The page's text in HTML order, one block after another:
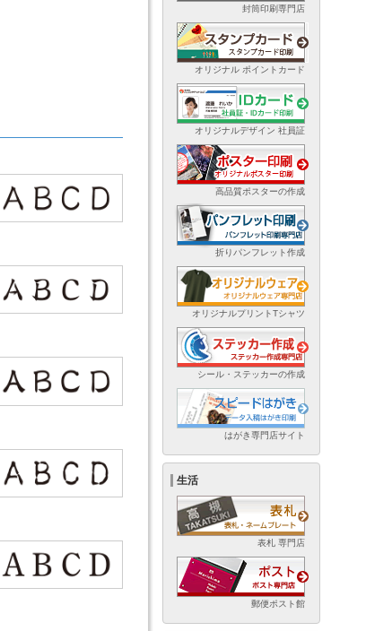
封筒印刷専門店
オリジナル ポイントカード
オリジナルデザイン 社員証
高品質ポスターの作成
折りパンフレット作成
オリジナルプリントTシャツ
シール・ステッカーの作成
はがき専門店サイト
生活
表札 専門店
郵便ポスト館